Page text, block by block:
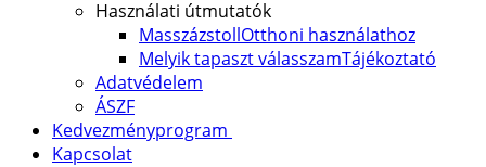
Használati útmutatók
MasszázstollOtthoni használathoz
Melyik tapaszt válasszamTájékoztató
Adatvédelem
ÁSZF
Kedvezményprogram
Kapcsolat